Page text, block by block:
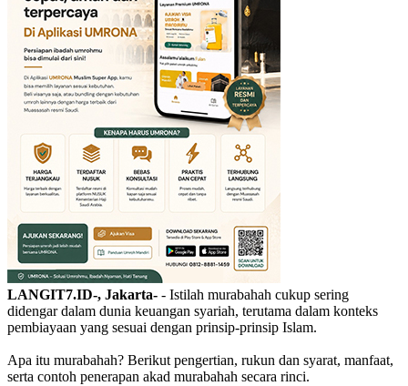
LANGIT7.ID-, Jakarta- - Istilah murabahah cukup sering
didengar dalam dunia keuangan syariah, terutama dalam konteks
pembiayaan yang sesuai dengan prinsip-prinsip Islam.
Apa itu murabahah? Berikut pengertian, rukun dan syarat, manfaat,
serta contoh penerapan akad murabahah secara rinci.